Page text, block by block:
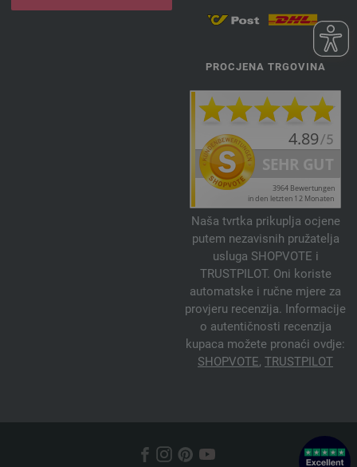
PROCJENA TRGOVINA
Naša tvrtka prikuplja ocjene
putem nezavisnih pružatelja
usluga SHOPVOTE i
TRUSTPILOT. Oni koriste
automatske i ručne mjere za
provjeru recenzija. Informacije
o autentičnosti recenzija
kupaca možete pronaći ovdje:
SHOPVOTE, TRUSTPILOT